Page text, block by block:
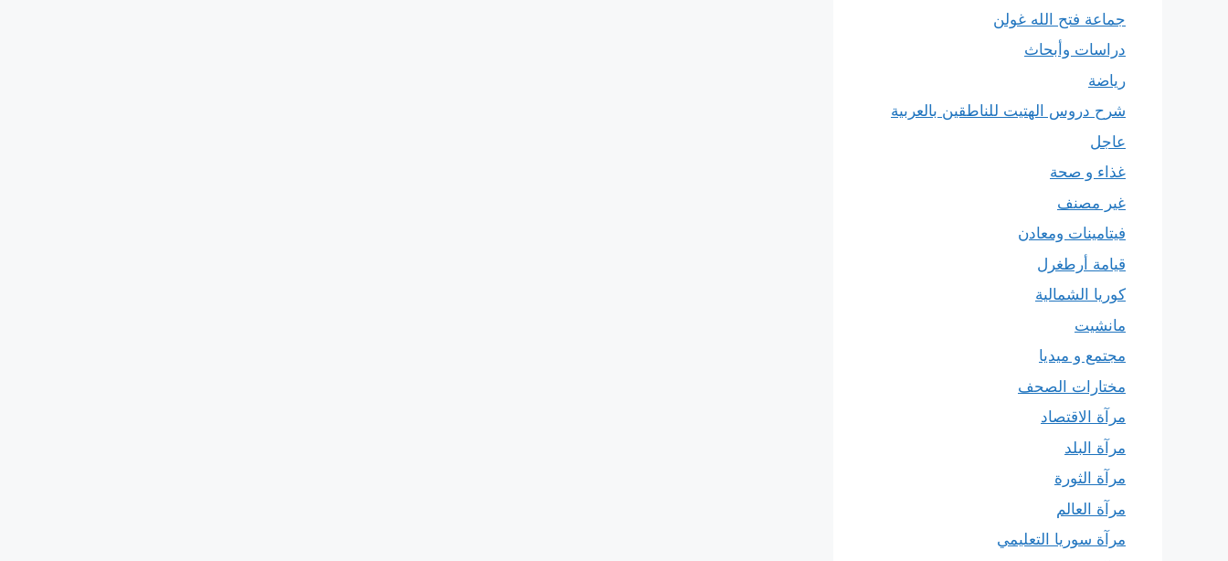
جماعة فتح الله غولن
دراسات وأبحاث
رياضة
شرح دروس الهتيت للناطقين بالعربية
عاجل
غذاء و صحة
غير مصنف
فيتامينات ومعادن
قيامة أرطغرل
كوريا الشمالية
مانشيت
مجتمع و ميديا
مختارات الصحف
مرآة الاقتصاد
مرآة البلد
مرآة الثورة
مرآة العالم
مرآة سوريا التعليمي